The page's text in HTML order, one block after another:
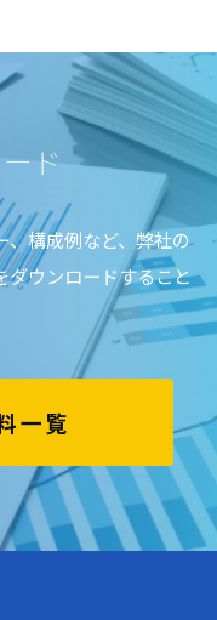
ド
、構成例など、弊社の
ダウンロードすること
一覧